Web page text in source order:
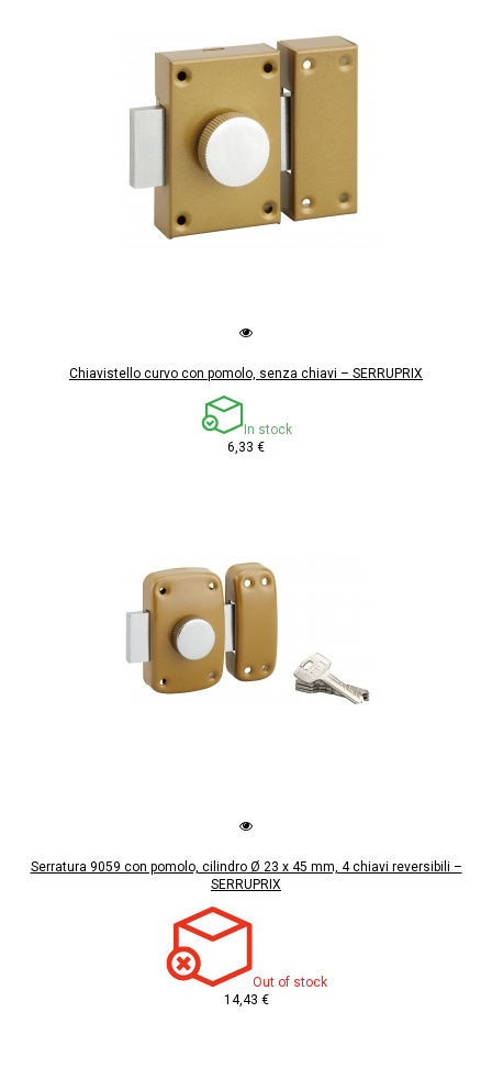
Chiavistello curvo con pomolo, senza chiavi – SERRUPRIX
In stock
6,33 €
Serratura 9059 con pomolo, cilindro Ø 23 x 45 mm, 4 chiavi reversibili –
SERRUPRIX
Out of stock
14,43 €